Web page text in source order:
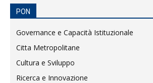
PON
Governance e Capacità Istituzionale
Citta Metropolitane
Cultura e Sviluppo
Ricerca e Innovazione